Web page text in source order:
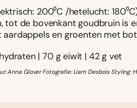
200⁰C /hetelucht:
de bovenkant goudbruin is
aardappels en groenten met
| 70 g eiwit | 42 g vet
Anna Glover Fotografie: Liam Desbois Styling: